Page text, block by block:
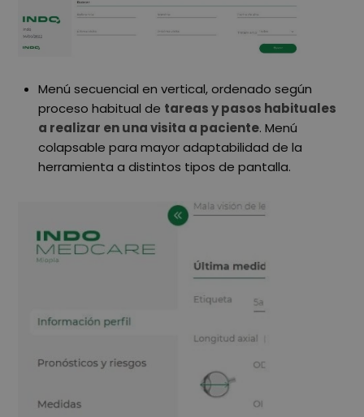
Menú secuencial en vertical, ordenado según
proceso habitual de tareas y pasos habituales
a realizar en una visita a paciente. Menú
colapsable para mayor adaptabilidad de la
herramienta a distintos tipos de pantalla.